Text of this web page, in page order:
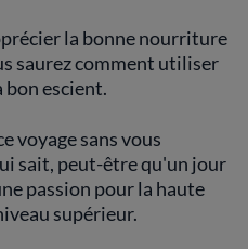
la bonne nourriture
saurez comment utiliser
bon escient.
voyage sans vous
sait, peut-être qu'un jour
passion pour la haute
supérieur.